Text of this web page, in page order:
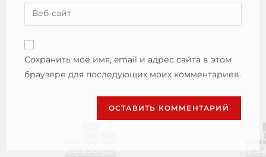
Сохранить моё имя, email и адрес сайта в этом
браузере для последующих моих комментариев.